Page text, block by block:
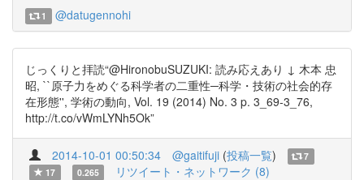
1 @datugennohi
じっくりと拝読“@HironobuSUZUKI: 読み応えあり ↓ 木本 忠
昭, ``原子力をめぐる科学者の二重性─科学・技術の社会的存
在形態'', 学術の動向, Vol. 19 (2014) No. 3 p. 3_69-3_76,
http://t.co/vWmLYNh5Ok”
2014-10-01 00:50:34 @gaitifuji (投稿一覧)
7
17
0.265 リツイート・ネットワーク (8)